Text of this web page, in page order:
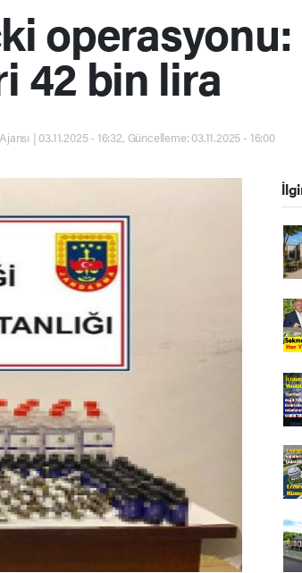
42 bin lira
| 03.11.2025 - 16:32, Güncelleme: 03.11.2025 - 16:00